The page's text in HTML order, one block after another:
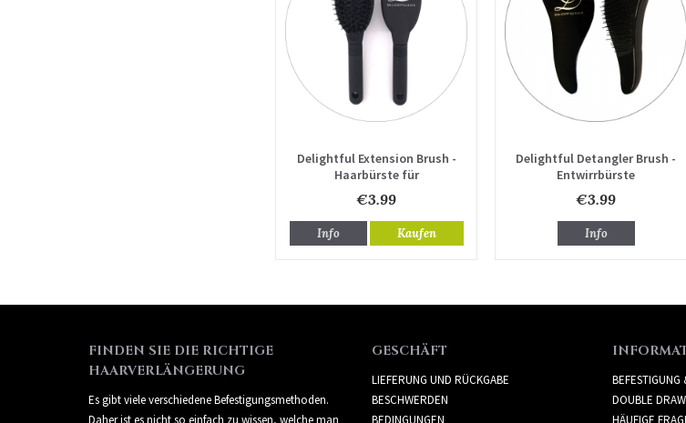
Delightful Extension Brush -
Haarbürste für
Haarverlängerungen
€3.99
Info Kaufen
Delightful Detangler Brush -
Entwirrbürste
€3.99
Info
FINDEN SIE DIE RICHTIGE
HAARVERLÄNGERUNG
Es gibt viele verschiedene Befestigungsmethoden.
GESCHÄFT
LIEFERUNG UND RÜCKGABE
BESCHWERDEN
BEFESTIGUNG
DOUBLE